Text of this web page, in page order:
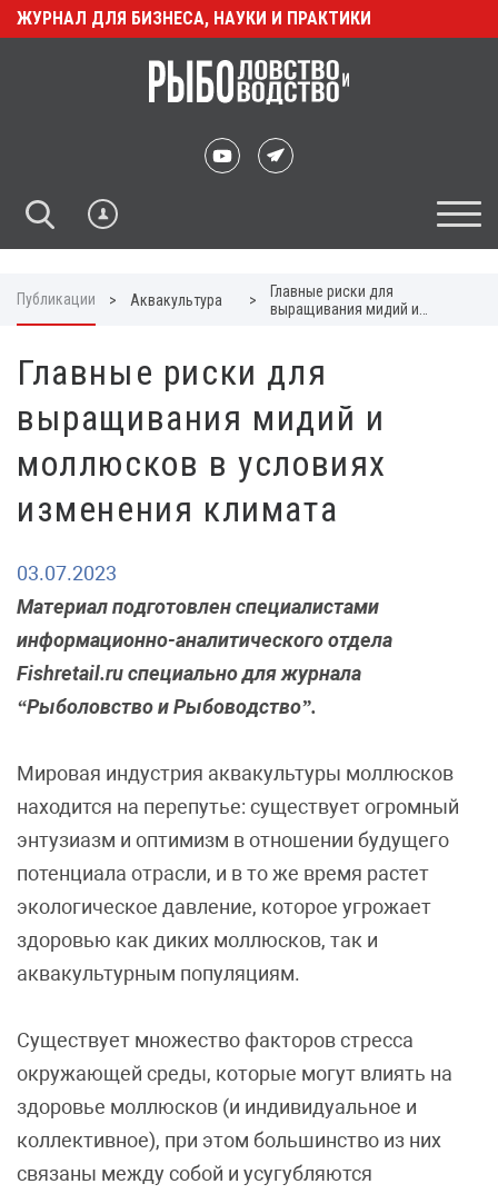
ЖУРНАЛ ДЛЯ БИЗНЕСА, НАУКИ И ПРАКТИКИ
Публикации > Аквакультура >
Главные риски для
выращивания мидий и
Главные риски для
выращивания мидий и
моллюсков в условиях
изменения климата
03.07.2023
Материал подготовлен специалистами
информационно-аналитического отдела
Fishretail.ru специально для журнала
“Рыболовство и Рыбоводство”.
Мировая индустрия аквакультуры моллюсков
находится на перепутье: существует огромный
энтузиазм и оптимизм в отношении будущего
потенциала отрасли, и в то же время растет
экологическое давление, которое угрожает
здоровью как диких моллюсков, так и
аквакультурным популяциям.
Существует множество факторов стресса
окружающей среды, которые могут влиять на
здоровье моллюсков (и индивидуальное и
коллективное), при этом большинство из них
связаны между собой и усугубляются